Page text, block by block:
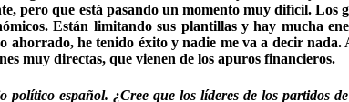
pero que está pasando un momento muy difícil. Los
Están limitando sus plantillas y hay mucha
ahorrado, he tenido éxito y nadie me va a decir
muy directas, que vienen de los apuros financieros.
español. ¿Cree que los líderes de los partidos